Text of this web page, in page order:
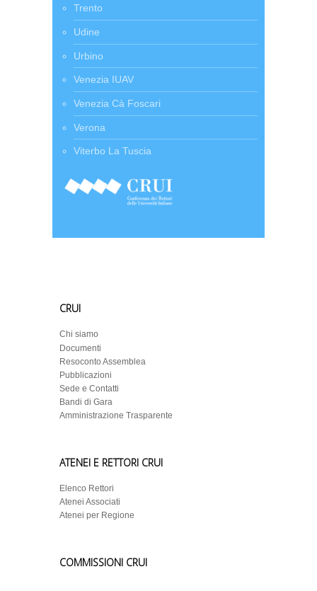
Trento
Udine
Urbino
Venezia IUAV
Venezia Cà Foscari
Verona
Viterbo La Tuscia
CRUI
Chi siamo
Documenti
Resoconto Assemblea
Pubblicazioni
Sede e Contatti
Bandi di Gara
Amministrazione Trasparente
ATENEI E RETTORI CRUI
Elenco Rettori
Atenei Associati
Atenei per Regione
COMMISSIONI CRUI